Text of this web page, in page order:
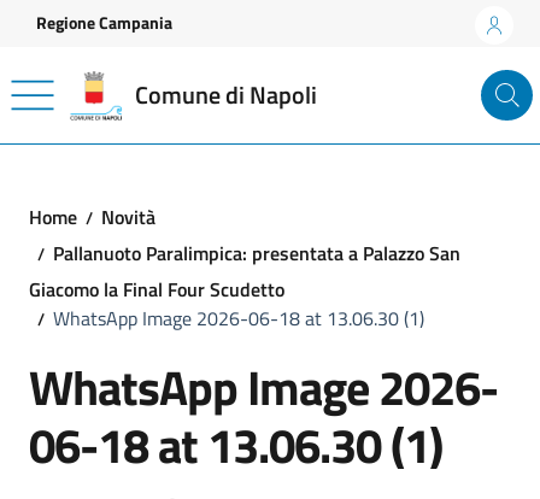
Vai ai contenuti
Vai al footer
Regione Campania
Comune di Napoli
Home
Novità
Pallanuoto Paralimpica: presentata a Palazzo San
Giacomo la Final Four Scudetto
WhatsApp Image 2026-06-18 at 13.06.30 (1)
WhatsApp Image 2026-
06-18 at 13.06.30 (1)